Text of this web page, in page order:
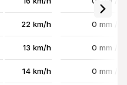
22 km/h 0 mm /
13 km/h 0 mm /
14 km/h 0 mm /